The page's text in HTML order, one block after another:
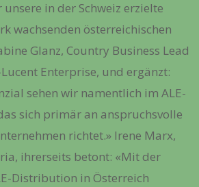
unsere in der Schweiz erzielte
wachsenden österreichischen
Glanz, Country Business Lead
Enterprise, und ergänzt:
sehen wir namentlich im ALE-
sich primär an anspruchsvolle
richtet.» Irene Marx,
ihrerseits betont: «Mit der
Distribution in Österreich